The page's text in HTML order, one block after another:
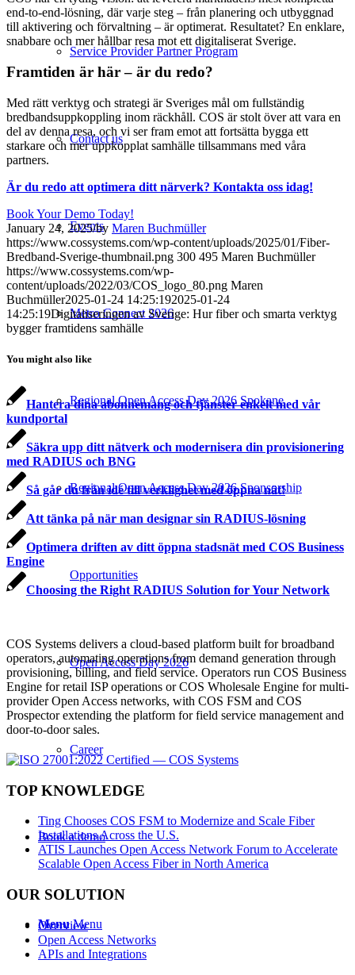
Service Provider Partner Program
Contact us
Events
Metro Connect 2026
Regional Open Access Day 2026 Spokane
Regional Open Access Day 2026 Sponsorship
Opportunities
Open Access Day 2026
Career
Book a demo
Menu Menu
end-to-end-lösning, där varje steg – från planering och utbyggnad
till aktivering och förvaltning – är optimerat. Resultatet? En enklare,
snabbare och mer hållbar resa mot ett digitaliserat Sverige.
Framtiden är här – är du redo?
Med rätt verktyg och strategi är Sveriges mål om fullständig
bredbandsuppkoppling inom räckhåll. COS är stolt över att vara en
del av denna resa, och vi ser fram emot att fortsätta bygga ett
starkare och mer uppkopplat samhälle tillsammans med våra
partners.
Är du redo att optimera ditt närverk? Kontakta oss idag!
Book Your Demo Today!
January 24, 2025/by Maren Buchmüller
https://www.cossystems.com/wp-content/uploads/2025/01/Fiber-
Bredband-Sverige-thumbnail.png 300 495 Maren Buchmüller
https://www.cossystems.com/wp-
content/uploads/2022/03/COS_logo_80.png Maren
Buchmüller2025-01-24 14:25:192025-01-24
14:25:19Digitaliseringen av Sverige: Hur fiber och smarta verktyg
bygger framtidens samhälle
You might also like
Hantera dina abonnemang och tjänster enkelt med vår
kundportal
Säkra upp ditt nätverk och modernisera din provisionering
med RADIUS och BNG
Så går du från idé till verklighet med öppna nät!
Att tänka på när man designar sin RADIUS-lösning
Optimera driften av ditt öppna stadsnät med COS Business
Engine
Choosing the Right RADIUS Solution for Your Network
COS Systems delivers a cloud-based platform built for broadband
operators, automating operations from demand generation through
provisioning, billing, and field service. Operators run COS Business
Engine for retail ISP operations or COS Wholesale Engine for multi-
provider Open Access networks, with COS FSM and COS
Prospector extending the platform for field service management and
door-to-door sales.
TOP KNOWLEDGE
Ting Chooses COS FSM to Modernize and Scale Fiber
Installations Across the U.S.
ATIS Launches Open Access Network Forum to Accelerate
Scalable Open Access Fiber in North America
OUR SOLUTION
Overview
Open Access Networks
APIs and Integrations